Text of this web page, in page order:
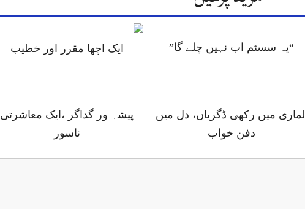
“یہ سسٹم اب نہیں چلے گا” ایک اچھا مقرر اور خطیب
الماری میں رکھی ڈگریاں، دل میں
دفن خواب
پیشہ ور گداگر ،ایک معاشرتی
ناسور